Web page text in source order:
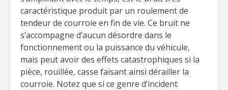
caractéristique produit par un roulement de
tendeur de courroie en fin de vie. Ce bruit ne
s’accompagne d’aucun désordre dans le
fonctionnement ou la puissance du véhicule,
mais peut avoir des effets catastrophiques si la
pièce, rouillée, casse faisant ainsi dérailler la
courroie. Notez que si ce genre d’incident